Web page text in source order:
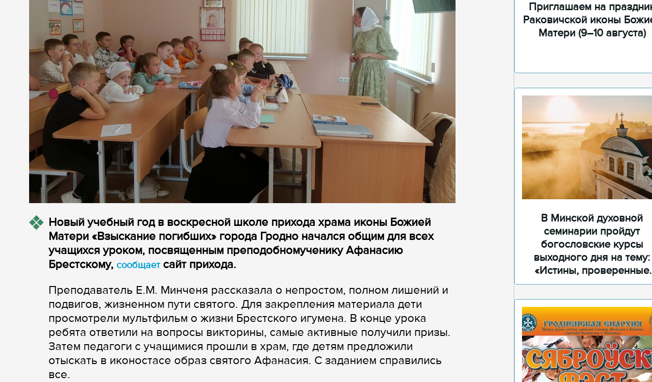
Новый учебный год в воскресной школе прихода храма иконы Божией
Матери «Взыскание погибших» города Гродно начался общим для всех
учащихся уроком, посвященным преподобномученику Афанасию
Брестскому, сообщаетсайт прихода.
Преподаватель Е.М. Минченя рассказала о непростом, полном лишений и
подвигов, жизненном пути святого. Для закрепления материала дети
просмотрели мультфильм о жизни Брестского игумена. В конце урока
ребята ответили на вопросы викторины, самые активные получили призы.
Затем педагоги с учащимися прошли в храм, где детям предложили
отыскать в иконостасе образ святого Афанасия. С заданием справились
все.
Приглашаем на
Раковичской иконы
Матери (9–10 августа)
В Минской духовной
семинарии пройдут
богословские курсы
выходного дня на тему:
«Истины, проверенные
временем»